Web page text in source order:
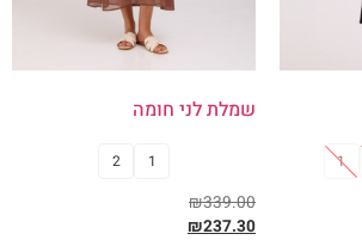
1
שמלת לני חומה
1
2
₪339.00
₪237.30